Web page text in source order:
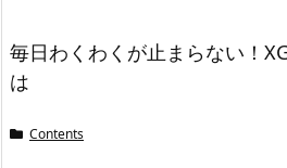
毎日わくわくが止まらない！
は
Contents